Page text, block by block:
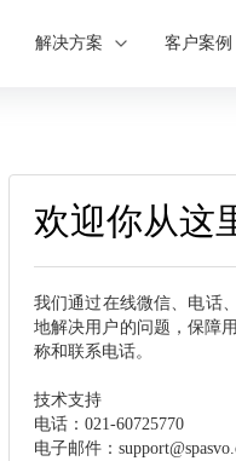
解决方案 客户案例
欢迎你从这
我们通过在线微信、电话
地解决用户的问题，保障
称和联系电话。
技术支持
电话：021-60725770
电子邮件：